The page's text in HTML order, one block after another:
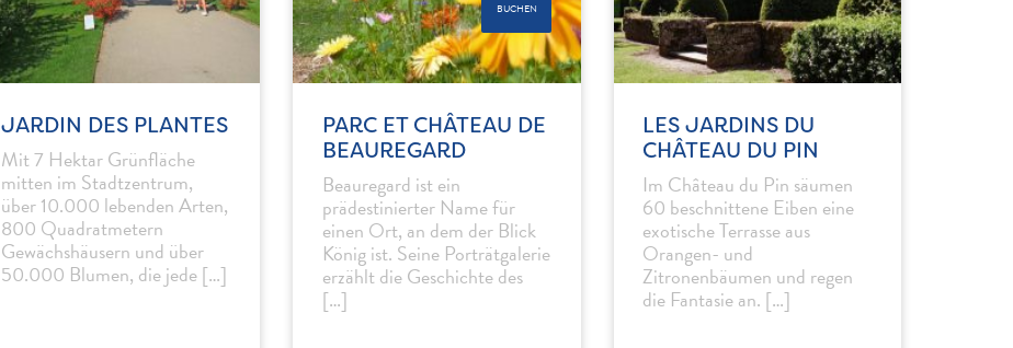
JARDIN DES PLANTES
Mit 7 Hektar Grünfläche
mitten im Stadtzentrum,
über 10.000 lebenden Arten,
800 Quadratmetern
Gewächshäusern und über
50.000 Blumen, die jede […]
BUCHEN
PARC ET CHÂTEAU DE
BEAUREGARD
Beauregard ist ein
prädestinierter Name für
einen Ort, an dem der Blick
König ist. Seine Porträtgalerie
erzählt die Geschichte des
[…]
LES JARDINS DU
CHÂTEAU DU PIN
Im Château du Pin säumen
60 beschnittene Eiben eine
exotische Terrasse aus
Orangen- und
Zitronenbäumen und regen
die Fantasie an. […]